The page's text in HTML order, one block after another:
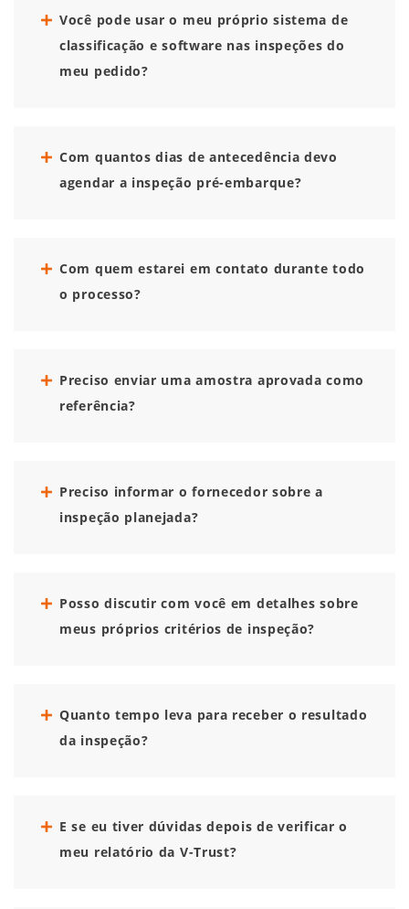
Você pode usar o meu próprio sistema de
classificação e software nas inspeções do
meu pedido?
Com quantos dias de antecedência devo
agendar a inspeção pré-embarque?
Com quem estarei em contato durante todo
o processo?
Preciso enviar uma amostra aprovada como
referência?
Preciso informar o fornecedor sobre a
inspeção planejada?
Posso discutir com você em detalhes sobre
meus próprios critérios de inspeção?
Quanto tempo leva para receber o resultado
da inspeção?
E se eu tiver dúvidas depois de verificar o
meu relatório da V-Trust?